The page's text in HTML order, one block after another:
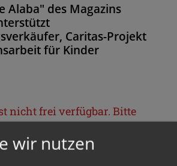
Alaba" des Magazins
Caritas-Projekt
für Kinder
nicht frei verfügbar. Bitte
.
wir nutzen